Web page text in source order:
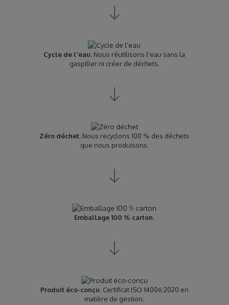
Cycle de l'eau. Nous réutilisons l'eau sans la
gaspiller ni créer de déchets.
Zéro déchet. Nous recyclons 100 % des déchets
que nous produisons.
Emballage 100 % carton.
Produit éco-conçu.Certificat ISO 14006:2020 en
matière de gestion.